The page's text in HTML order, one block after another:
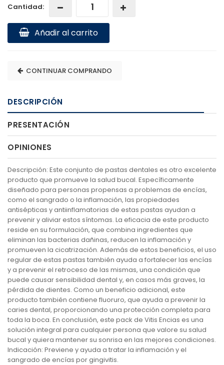
Cantidad:
Añadir al carrito
CONTINUAR COMPRANDO
DESCRIPCIÓN
PRESENTACIÓN
OPINIONES
Descripción: Este conjunto de pastas dentales es otro excelente
producto que promueve la salud bucal. Específicamente
diseñado para personas propensas a problemas de encías,
como el sangrado o la inflamación, las propiedades
antisépticas y antiinflamatorias de estas pastas ayudan a
prevenir y aliviar estos síntomas. La eficacia de este producto
reside en su formulación, que combina ingredientes que
eliminan las bacterias dañinas, reducen la inflamación y
promueven la cicatrización. Además de estos beneficios, el uso
regular de estas pastas también ayuda a fortalecer las encías
y a prevenir el retroceso de las mismas, una condición que
puede causar sensibilidad dental y, en casos más graves, la
pérdida de dientes. Como un beneficio adicional, este
producto también contiene fluoruro, que ayuda a prevenir la
caries dental, proporcionando una protección completa para
toda la boca. En conclusión, este pack de Vitis Encias es una
solución integral para cualquier persona que valore su salud
bucal y quiera mantener su sonrisa en las mejores condiciones.
Indicación: Previene y ayuda a tratar la inflamación y el
sangrado de encías por gingivitis.